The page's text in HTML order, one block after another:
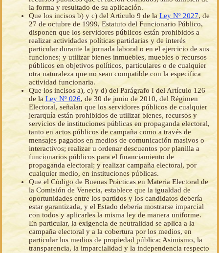
la forma y resultado de su aplicación.
Que los incisos b) y c) del Artículo 9 de laLey Nº 2027, de
27 de octubre de 1999, Estatuto del Funcionario Público,
disponen que los servidores públicos están prohibidos a
realizar actividades políticas partidarias y de interés
particular durante la jornada laboral o en el ejercicio de sus
funciones; y utilizar bienes inmuebles, muebles o recursos
públicos en objetivos políticos, particulares o de cualquier
otra naturaleza que no sean compatible con la especifica
actividad funcionaria.
Que los incisos a), c) y d) del Parágrafo I del Artículo 126
de la Ley Nº 026, de 30 de junio de 2010, del Régimen
Electoral, señalan que los servidores públicos de cualquier
jerarquía están prohibidos de utilizar bienes, recursos y
servicios de instituciones públicas en propaganda electoral,
tanto en actos públicos de campaña como a través de
mensajes pagados en medios de comunicación masivos o
interactivos; realizar u ordenar descuentos por planilla a
funcionarios públicos para el financiamiento de
propaganda electoral; y realizar campaña electoral, por
cualquier medio, en instituciones públicas.
Que el Código de Buenas Prácticas en Materia Electoral de
la Comisión de Venecia, establece que la igualdad de
oportunidades entre los partidos y los candidatos debería
estar garantizada, y el Estado debería mostrarse imparcial
con todos y aplicarles la misma ley de manera uniforme.
En particular, la exigencia de neutralidad se aplica a la
campaña electoral y a la cobertura por los medios, en
particular los medios de propiedad pública; Asimismo, la
transparencia, la imparcialidad y la independencia respecto